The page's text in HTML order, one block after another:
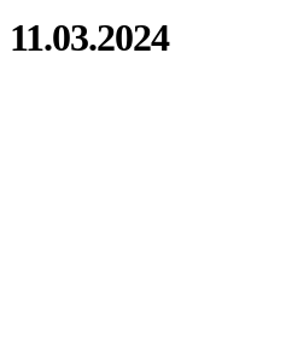
11.03.2024